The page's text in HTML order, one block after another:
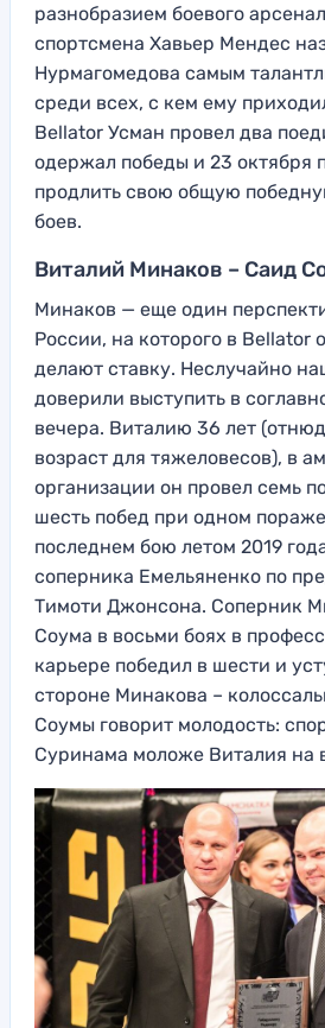
разнобразием боевого
спортсмена Хавьер Мендес
Нурмагомедова самым
среди всех, с кем ему
Bellator Усман провел два
одержал победы и 23 октября
продлить свою общую
боев.
Виталий Минаков – Саид
Минаков — еще один
России, на которого в Bellator
делают ставку. Неслучайно
доверили выступить в
вечера. Виталию 36 лет
возраст для тяжеловесов), в
организации он провел семь
шесть побед при одном
последнем бою летом 2019
соперника Емельяненко по
Тимоти Джонсона. Соперник
Соума в восьми боях в
карьере победил в шести и
стороне Минакова –
Соумы говорит молодость:
Суринама моложе Виталия на